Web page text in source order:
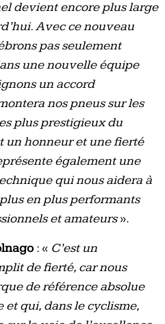
devient encore plus large
Avec ce nouveau
pas seulement
une nouvelle équipe
un accord
nos pneus sur les
plus prestigieux du
un honneur et une fierté
également une
qui nous aidera à
en plus performants
et amateurs».
: « C’est un
de fierté, car nous
de référence absolue
qui, dans le cyclisme,